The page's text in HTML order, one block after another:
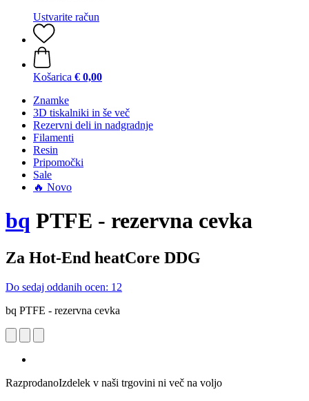
Ustvarite račun
Košarica € 0,00
Znamke
3D tiskalniki in še več
Rezervni deli in nadgradnje
Filamenti
Resin
Pripomočki
Sale
🔥 Novo
bq PTFE - rezervna cevka
Za Hot-End heatCore DDG
Do sedaj oddanih ocen: 12
bq PTFE - rezervna cevka
RazprodanoIzdelek v naši trgovini ni več na voljo